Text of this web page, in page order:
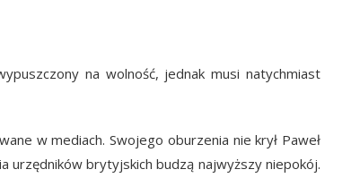
na wolność, jednak musi natychmiast
w mediach. Swojego oburzenia nie krył Paweł
urzędników brytyjskich budzą najwyższy niepokój.